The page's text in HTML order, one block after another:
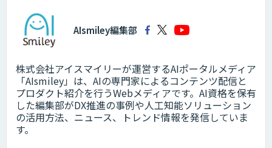
AIsmiley編集部
株式会社アイスマイリーが運営するAIポータルメディア
「AIsmiley」は、AIの専門家によるコンテンツ配信と
プロダクト紹介を行うWebメディアです。AI資格を保有
した編集部がDX推進の事例や人工知能ソリューション
の活用方法、ニュース、トレンド情報を発信していま
す。